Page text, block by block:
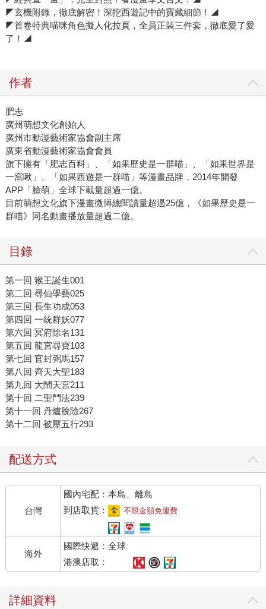
◤玄機附錄，徹底解密！深挖西遊記中的寶藏細節！◢
◤首卷特典喵咪角色擬人化拉頁，全員正裝三件套，徹底愛了愛
了！◢
作者
肥志
廣州萌想文化創始人
廣州市動漫藝術家協會副主席
廣東省動漫藝術家協會會員
旗下擁有「肥志百科」、「如果歷史是一群喵」、「如果世界是
一窩啾」、「如果西遊是一群喵」等漫畫品牌，2014年開發
APP「臉萌」全球下載量超過一億。
目前萌想文化旗下漫畫微博總閱讀量超過25億，《如果歷史是一
群喵》同名動畫播放量超過二億。
目錄
第一回 猴王誕生001
第二回 尋仙學藝025
第三回 長生功成053
第四回 一統群妖077
第六回 冥府除名131
第五回 龍宮尋寶103
第七回 官封弼馬157
第八回 齊天大聖183
第九回 大鬧天宮211
第十回 二聖鬥法239
第十一回 丹爐脫險267
第十二回 被壓五行293
配送方式
台灣
國內宅配：本島、離島
到店取貨：
不限金額免運費
海外
國際快遞：全球
港澳店取：
詳細資料